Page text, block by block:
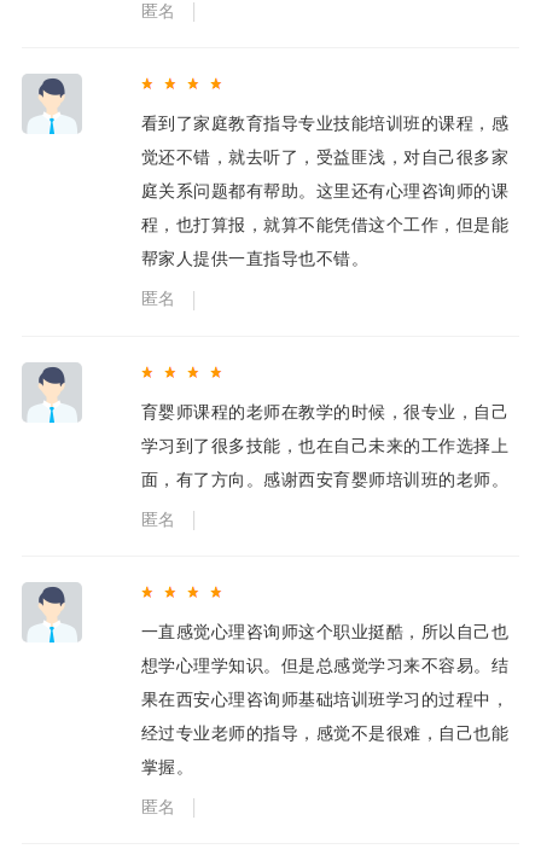
匿名
看到了家庭教育指导专业技能培训班的课程，感
觉还不错，就去听了，受益匪浅，对自己很多家
庭关系问题都有帮助。这里还有心理咨询师的课
程，也打算报，就算不能凭借这个工作，但是能
帮家人提供一直指导也不错。
匿名
育婴师课程的老师在教学的时候，很专业，自己
学习到了很多技能，也在自己未来的工作选择上
面，有了方向。感谢西安育婴师培训班的老师。
匿名
一直感觉心理咨询师这个职业挺酷，所以自己也
想学心理学知识。但是总感觉学习来不容易。结
果在西安心理咨询师基础培训班学习的过程中，
经过专业老师的指导，感觉不是很难，自己也能
掌握。
匿名